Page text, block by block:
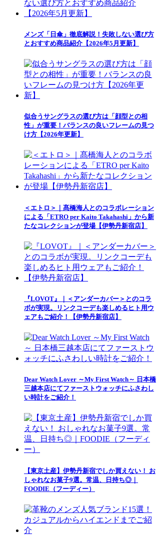
メンズ「日傘」徹底解説！失敗しない選び方
とおすすめ商品紹介【2026年5月更新】
似合うサングラスの選び方は「顔型との相
性」が重要！バランスの良いフレームの見つ
け方【2026年更新】
＜エトロ＞｜髙橋海人とのコラボレーション
による「ETRO per Kaito Takahashi」から新
たなコレクションが登場【伊勢丹新宿店】
『LOVOT』｜＜アンダーカバー＞とのコラ
ボが実現。リンクコーデも楽しめるヒト用ウ
ェアもご紹介！【伊勢丹新宿店】
Dear Watch Lover ～My First Watch～ 日本橋
三越本店にてファーストウォッチにふさわし
い時計をご紹介！
【東京土産】伊勢丹新宿でしか買えない！ お
しゃれなお菓子9選。常温、日持ち◎｜
FOODIE（フーディー）